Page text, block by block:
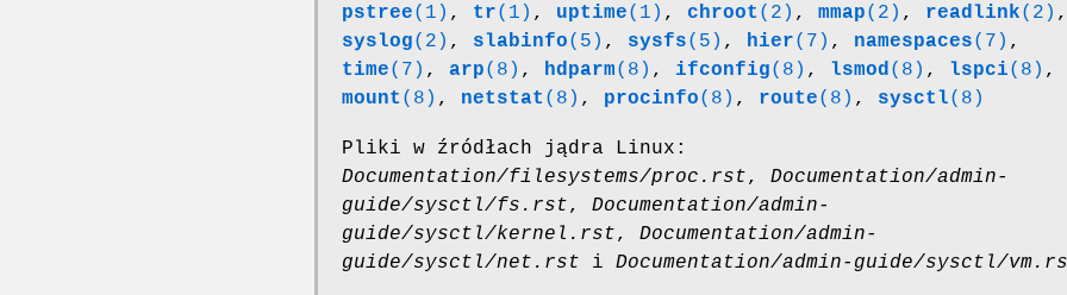
pstree(1) , tr(1) , uptime(1) , chroot (2) , mmap(2) , readlink(2) ,
syslog(2) , slabinfo(5) , sysfs(5) , hier(7) , namespaces(7) ,
time(7) , arp(8) , hdparm(8) , ifconfig(8) , lsmod(8) , lspci(8) ,
mount (8) , netstat (8) , procinfo(8) , route(8) , sysctl(8)
Pliki w źródłach jądra Linux:
Documentation/filesystems/proc.rst, Documentation/admin-
guide/sysctl/fs.rst, Documentation/admin-
guide/sysctl/kernel.rst, Documentation/admin-
guide/sysctl/net.rst i Documentation/admin-guide/sysctl/